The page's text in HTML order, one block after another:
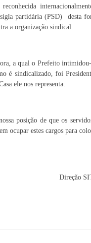
reconhecida
partidária (PSD) desta
a organização sindical.
a qual o Prefeito
é sindicalizado, foi
ele nos representa.
posição de que os
ocupar estes cargos para
Direção